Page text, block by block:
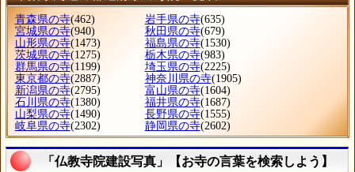
青森県の寺(462) 岩手県の寺(635)
宮城県の寺(940) 秋田県の寺(679)
山形県の寺(1473) 福島県の寺(1530)
茨城県の寺(1275) 栃木県の寺(983)
群馬県の寺(1199) 埼玉県の寺(2225)
東京都の寺(2887) 神奈川県の寺(1905)
新潟県の寺(2795) 富山県の寺(1604)
石川県の寺(1380) 福井県の寺(1687)
山梨県の寺(1490) 長野県の寺(1555)
岐阜県の寺(2302) 静岡県の寺(2602)
「仏教寺院建設写真」【お寺の言葉を検索しよう】